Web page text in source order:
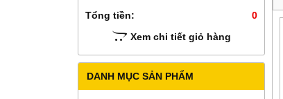
Tổng tiền:
0
Xem chi tiết giỏ hàng
DANH MỤC SẢN PHẨM